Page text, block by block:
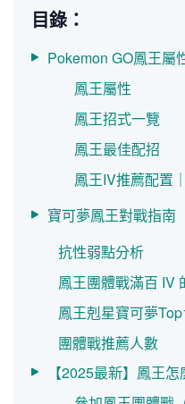
目錄：
Pokemon GO鳳王屬
鳳王屬性
鳳王招式一覽
鳳王最佳配招
鳳王IV推薦配置
寶可夢鳳王對戰指南
抗性弱點分析
鳳王團體戰滿百 IV
鳳王剋星寶可夢
團體戰推薦人數
【2025最新】鳳王怎